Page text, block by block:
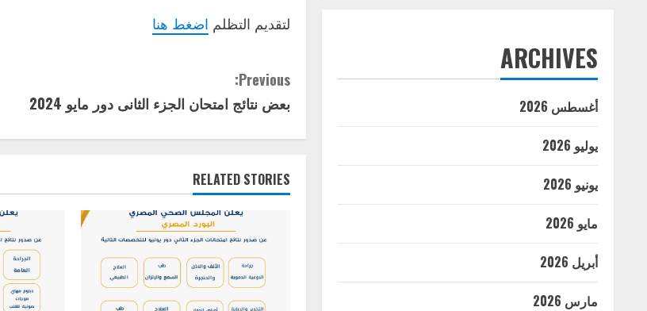
لتقديم التظلم اضغط هنا
C
o
n
t
Previous:
بعض نتائج امتحان الجزء الثانى دور مايو 2024
RELATED STORIES
ARCHIVES
أغسطس 2026
يوليو 2026
يونيو 2026
مايو 2026
أبريل 2026
مارس 2026